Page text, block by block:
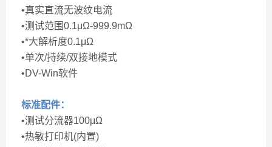
•真实直流无波纹电流
•测试范围0.1μΩ-999.9mΩ
•*大解析度0.1μΩ
•单次/持续/双接地模式
•DV-Win软件
标准配件：
•测试分流器100μΩ
•热敏打印机(内置)